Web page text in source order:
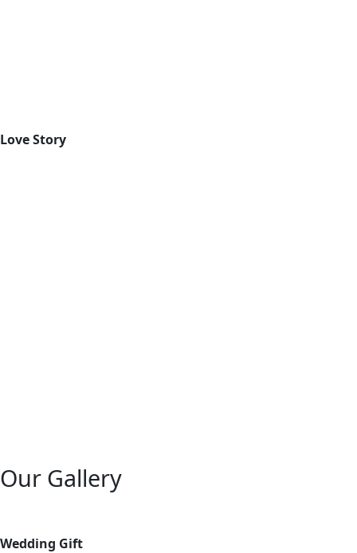
Love Story
Our Gallery
Wedding Gift